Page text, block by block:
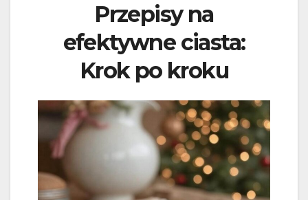
Przepisy na
efektywne ciasta:
Krok po kroku